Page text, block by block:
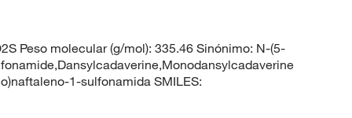
Peso molecular (g/mol): 335.46 Sinónimo: N-(5-
1-sulfonamida SMILES: